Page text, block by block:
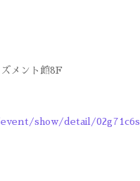
メント館8F
show/detail/